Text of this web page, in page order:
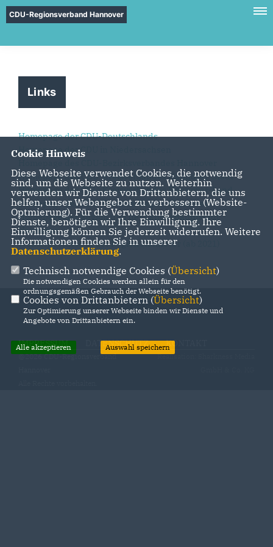
CDU-Regionsverband Hannover
Links
Homepage der CDU-Deutschlands
Homepage der CDU in Niedersachsen
Homepage des CDU-Kreisverbandes Hannover-Stadt
Homepage des CDU-Kreisverbandes Hannover-Land
Homepage der CDU-Fraktion Region Hannover
Homepage der Region und der Landeshauptstadt
Hannover
Wahlergebnisse in der Region Hannover (ab 2021)
IMPRESSUM DATENSCHUTZ KONTAKT
@2026 CDU-Regionsverband
Realisation: Sharkness Media
Cookie Hinweis
Diese Webseite verwendet Cookies, die notwendig
sind, um die Webseite zu nutzen. Weiterhin
verwenden wir Dienste von Drittanbietern, die uns
helfen, unser Webangebot zu verbessern (Website-
Optmierung). Für die Verwendung bestimmter
Dienste, benötigen wir Ihre Einwilligung. Ihre
Einwilligung können Sie jederzeit widerrufen. Weitere
Informationen finden Sie in unserer
Datenschutzerklärung.
Technisch notwendige Cookies (Übersicht)
Die notwendigen Cookies werden allein für den
ordnungsgemäßen Gebrauch der Webseite benötigt.
Cookies von Drittanbietern (Übersicht)
Zur Optimierung unserer Webseite binden wir Dienste und
Angebote von Drittanbietern ein.
Alle akzeptieren Auswahl speichern